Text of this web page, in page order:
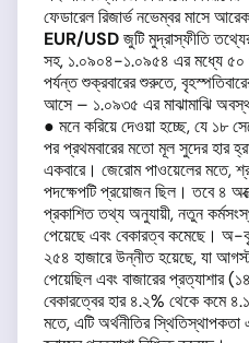
ফেডারেল রিজার্ভ নভেম্বর মাসে
EUR/USDজুটি মুদ্রাস্ফীতি
সহ, ১.০৯০৪-১.০৯৫৪ এর মধ্যে ৫০
পর্যন্ত শুক্রবারের শুরুতে,
আসে – ১.০৯৩৫ এর মাঝামাঝি
● মনে করিয়ে দেওয়া হচ্ছে, যে ১৮
পর প্রথমবারের মতো মূল সুদের হার
একবারে। জেরোম পাওয়েলের মতে,
পদক্ষেপটি প্রয়োজন ছিল। তবে ৪
প্রকাশিত তথ্য অনুযায়ী, নতুন
পেয়েছে এবং বেকারত্ব কমেছে। অ-
২৫৪ হাজারে উন্নীত হয়েছে, যা
পেয়েছিল এবং বাজারের প্রত্যাশার
বেকারত্বের হার ৪.২% থেকে কমে
মতে, এটি অর্থনীতির স্থিতিস্থাপকতা